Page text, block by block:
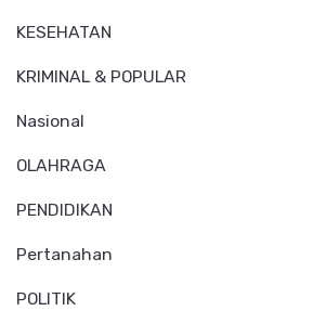
KESEHATAN
KRIMINAL & POPULAR
Nasional
OLAHRAGA
PENDIDIKAN
Pertanahan
POLITIK